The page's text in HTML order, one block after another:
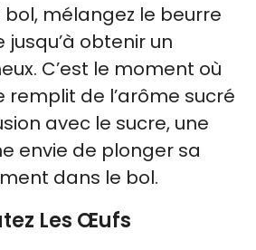
mélangez le beurre
jusqu’à obtenir un
C’est le moment où
remplit de l’arôme sucré
avec le sucre, une
envie de plonger sa
dans le bol.
Les Œufs